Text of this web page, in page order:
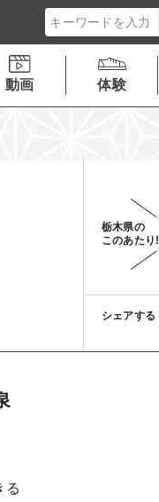
動画 体験
栃木県の
このあたり!
シェアする
る